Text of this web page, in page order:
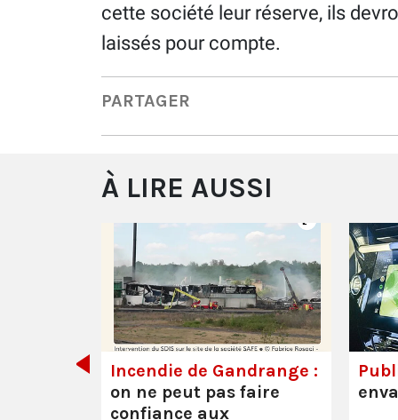
cette société leur réserve, ils
laissés pour compte.
PARTAGER
À LIRE AUSSI
Incendie de Gandrange :
on ne peut pas faire
confiance aux